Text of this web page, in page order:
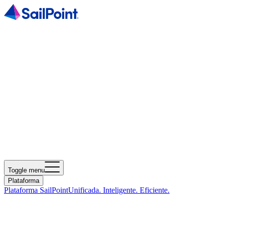
Toggle menu
Plataforma
Plataforma SailPointUnificada. Inteligente. Eficiente.